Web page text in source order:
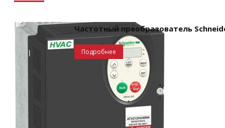
Частотный преобразователь
Подробнее